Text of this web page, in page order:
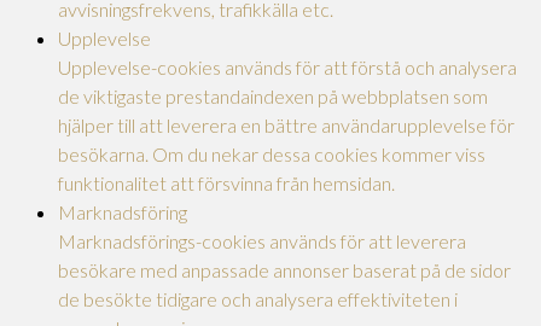
avvisningsfrekvens, trafikkälla etc.
Upplevelse
Upplevelse-cookies används för att förstå och analysera
de viktigaste prestandaindexen på webbplatsen som
hjälper till att leverera en bättre användarupplevelse för
besökarna. Om du nekar dessa cookies kommer viss
funktionalitet att försvinna från hemsidan.
Marknadsföring
Marknadsförings-cookies används för att leverera
besökare med anpassade annonser baserat på de sidor
de besökte tidigare och analysera effektiviteten i